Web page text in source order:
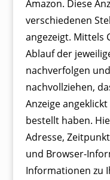
Amazon. Diese
verschiedenen
angezeigt. Mittels
Ablauf der
nachverfolgen
nachvollziehen,
Anzeige
bestellt haben.
Adresse,
und Browser-
Informationen zu